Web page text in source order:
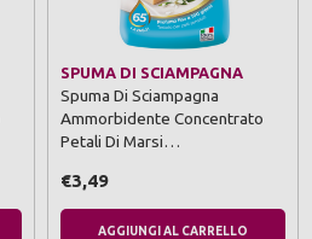
SPUMA DI SCIAMPAGNA
Spuma Di Sciampagna
Ammorbidente Concentrato
Petali Di Marsi…
€3,49
AGGIUNGI AL CARRELLO